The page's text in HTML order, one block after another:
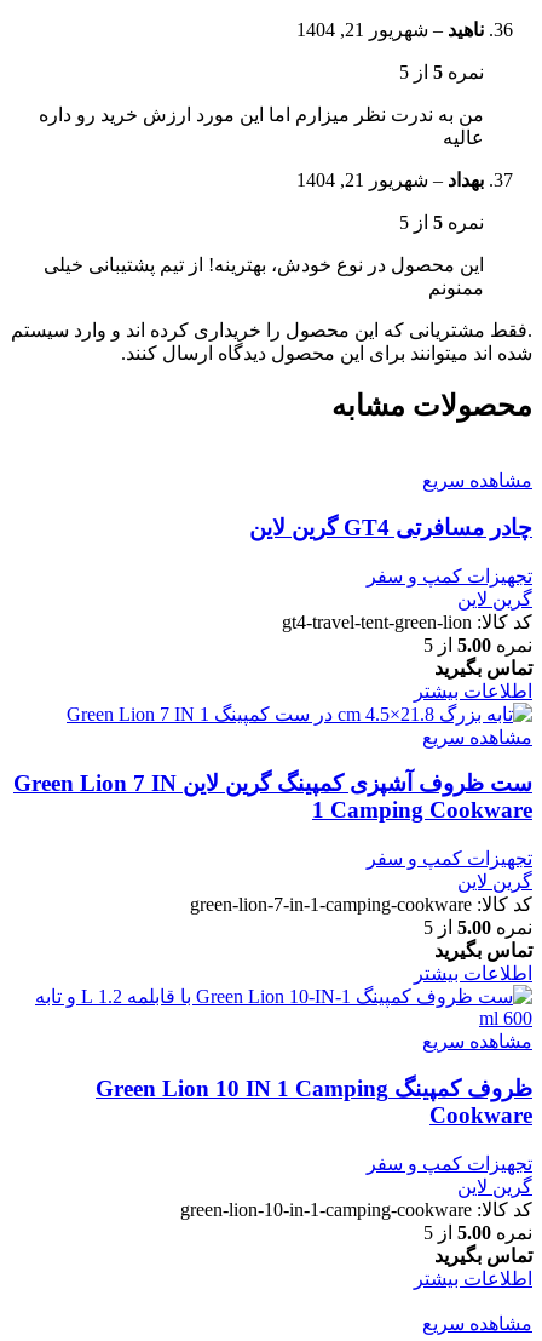
ناهید – شهریور 21, 1404
نمره 5 از 5
من به ندرت نظر میزارم اما این مورد ارزش خرید رو داره
عالیه
بهداد – شهریور 21, 1404
نمره 5 از 5
این محصول در نوع خودش، بهترینه! از تیم پشتیبانی خیلی
ممنونم
.فقط مشتریانی که این محصول را خریداری کرده اند و وارد سیستم
شده اند میتوانند برای این محصول دیدگاه ارسال کنند.
محصولات مشابه
مشاهده سریع
چادر مسافرتی GT4 گرین لاین
تجهیزات کمپ و سفر
گرین لاین
کد کالا: gt4-travel-tent-green-lion
نمره 5.00 از 5
تماس بگیرید
اطلاعات بیشتر
مشاهده سریع
ست ظروف آشپزی کمپینگ گرین لاین Green Lion 7 IN
1 Camping Cookware
تجهیزات کمپ و سفر
گرین لاین
کد کالا: green-lion-7-in-1-camping-cookware
نمره 5.00 از 5
تماس بگیرید
اطلاعات بیشتر
مشاهده سریع
ظروف کمپینگ Green Lion 10 IN 1 Camping
Cookware
تجهیزات کمپ و سفر
گرین لاین
کد کالا: green-lion-10-in-1-camping-cookware
نمره 5.00 از 5
تماس بگیرید
اطلاعات بیشتر
مشاهده سریع